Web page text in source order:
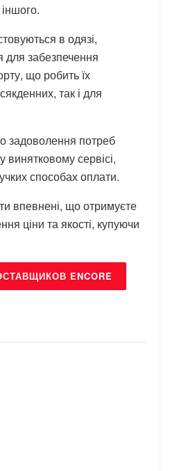
в одязі,
для забезпечення
що робить їх
так і для
задоволення потреб
винятковому сервісі,
способах оплати.
впевнені, що отримуєте
ціни та якості, купуючи
ENCORE